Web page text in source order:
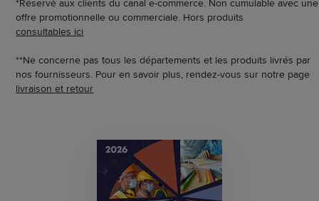
offre promotionnelle ou commerciale. Hors produits
consultables ici
**Ne concerne pas tous les départements et les produits livrés par
nos fournisseurs. Pour en savoir plus, rendez-vous sur notre page
livraison et retour